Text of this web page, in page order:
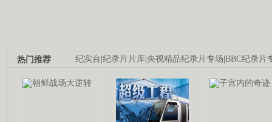
纪实台|纪录片片库|央视精品纪录片专场|BBC纪录片
热门推荐